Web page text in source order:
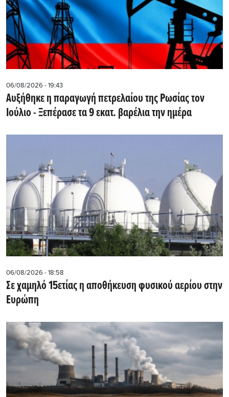
06/08/2026 - 19:43
Αυξήθηκε η παραγωγή πετρελαίου της Ρωσίας τον
Ιούλιο - Ξεπέρασε τα 9 εκατ. βαρέλια την ημέρα
06/08/2026 - 18:58
Σε χαμηλό 15ετίας η αποθήκευση φυσικού αερίου στην
Ευρώπη